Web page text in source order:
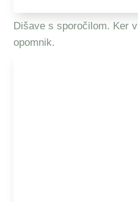
Dišave s sporočilom. Ker
opomnik.